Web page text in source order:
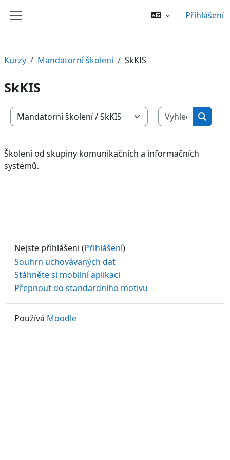
Boční panel
Přihlášení
Kurzy Mandatorní školení SkKIS
SkKIS
Kategorie kurzů
Školení od skupiny komunikačních a informačních
systémů.
Nejste přihlášeni (Přihlášení)
Souhrn uchovávaných dat
Stáhněte si mobilní aplikaci
Přepnout do standardního motivu
Používá Moodle